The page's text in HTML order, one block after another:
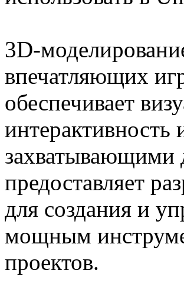
3D-
впечатляющих
обеспечивает
захватывающими
предоставляет
для создания и
мощным
проектов.